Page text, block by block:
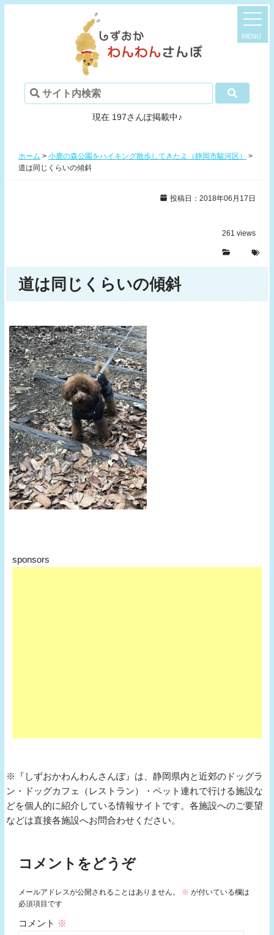
現在 197さんぽ掲載中♪
ホーム > 小鹿の森公園をハイキング散歩してきたよ（静岡市駿河区）
>
道は同じくらいの傾斜
投稿日：2018年06月17日
261 views
道は同じくらいの傾斜
sponsors
※『しずおかわんわんさんぽ』は、静岡県内と近郊のドッグラ
ン・ドッグカフェ（レストラン）・ペット連れで行ける施設な
どを個人的に紹介している情報サイトです。各施設へのご要望
などは直接各施設へお問合わせください。
コメントをどうぞ
メールアドレスが公開されることはありません。 ※ が付いている欄は
必須項目です
コメント ※